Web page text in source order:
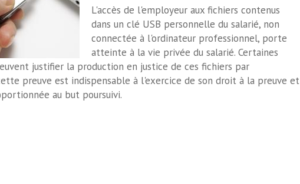
L'accès de l'employeur aux fichiers contenus
dans un clé USB personnelle du salarié, non
connectée à l'ordinateur professionnel, porte
atteinte à la vie privée du salarié. Certaines
justifier la production en justice de ces fichiers par
preuve est indispensable à l'exercice de son droit à la preuve et
au but poursuivi.